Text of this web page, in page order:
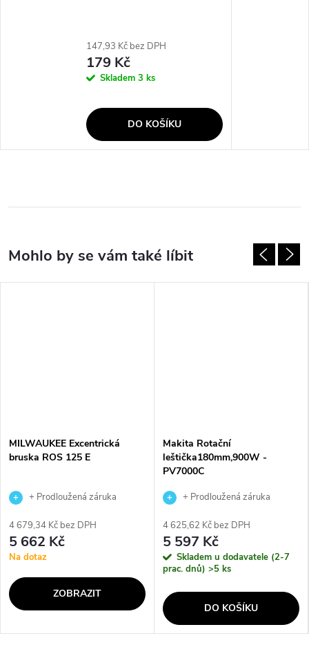
147,93 Kč bez DPH
179 Kč
Skladem 3 ks
DO KOŠÍKU
MILWAUKEE Excentrická
bruska ROS 125 E
+ Prodloužená záruka
4 679,34 Kč bez DPH
5 662 Kč
Na dotaz
ZOBRAZIT
Makita Rotační
leštička180mm,900W -
PV7000C
+ Prodloužená záruka
4 625,62 Kč bez DPH
5 597 Kč
Skladem u dodavatele (2-7
prac. dnů) >5 ks
DO KOŠÍKU